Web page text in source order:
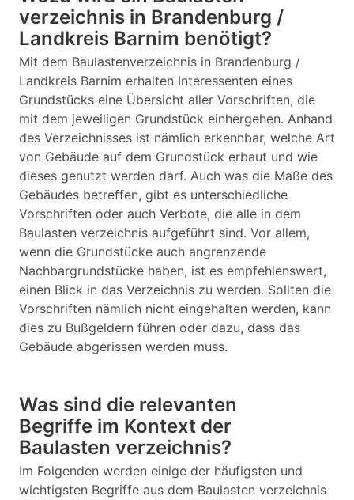
verzeichnis in Brandenburg /
Landkreis Barnim benötigt?
Mit dem Baulastenverzeichnis in Brandenburg /
Landkreis Barnim erhalten Interessenten eines
Grundstücks eine Übersicht aller Vorschriften, die
mit dem jeweiligen Grundstück einhergehen. Anhand
des Verzeichnisses ist nämlich erkennbar, welche Art
von Gebäude auf dem Grundstück erbaut und wie
dieses genutzt werden darf. Auch was die Maße des
Gebäudes betreffen, gibt es unterschiedliche
Vorschriften oder auch Verbote, die alle in dem
Baulasten verzeichnis aufgeführt sind. Vor allem,
wenn die Grundstücke auch angrenzende
Nachbargrundstücke haben, ist es empfehlenswert,
einen Blick in das Verzeichnis zu werden. Sollten die
Vorschriften nämlich nicht eingehalten werden, kann
dies zu Bußgeldern führen oder dazu, dass das
Gebäude abgerissen werden muss.
Was sind die relevanten
Begriffe im Kontext der
Baulasten verzeichnis?
Im Folgenden werden einige der häufigsten und
wichtigsten Begriffe aus dem Baulasten verzeichnis